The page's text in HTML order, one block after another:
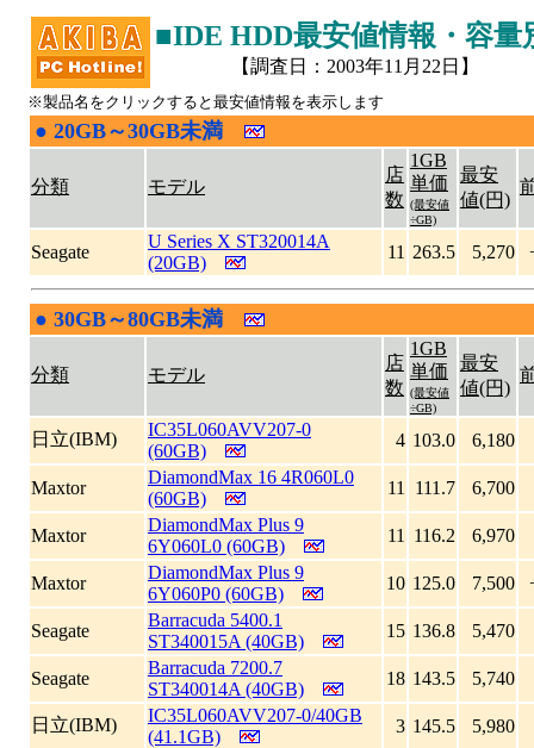
■IDE HDD最安値情報・容量
【調査日：2003年11月22日】
※製品名をクリックすると最安値情報を表示します
● 20GB～30GB未満
分類 モデル
店
数
1GB
単価
(最安値
÷GB)
最安
値(円)
Seagate
U Series X ST320014A
(20GB)
11 263.5 5,270
● 30GB～80GB未満
分類 モデル
店
数
1GB
単価
(最安値
÷GB)
最安
値(円)
日立(IBM)
IC35L060AVV207-0
(60GB)
4 103.0 6,180
Maxtor
DiamondMax 16 4R060L0
(60GB)
11 111.7 6,700
Maxtor
DiamondMax Plus 9
6Y060L0 (60GB)
11 116.2 6,970
Maxtor
DiamondMax Plus 9
6Y060P0 (60GB)
10 125.0 7,500
Seagate
Barracuda 5400.1
ST340015A (40GB)
15 136.8 5,470
Seagate
Barracuda 7200.7
ST340014A (40GB)
18 143.5 5,740
日立(IBM)
IC35L060AVV207-0/40GB
(41.1GB)
3 145.5 5,980